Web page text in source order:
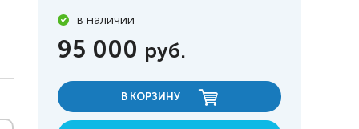
в наличии
95 000 руб.
В КОРЗИНУ